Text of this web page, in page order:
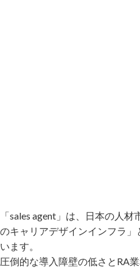
「sales agent」は、日本の人
のキャリアデザインインフラ
います。
圧倒的な導入障壁の低さとRA